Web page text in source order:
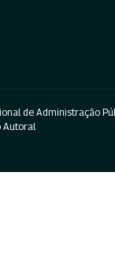
de Administração
Autoral